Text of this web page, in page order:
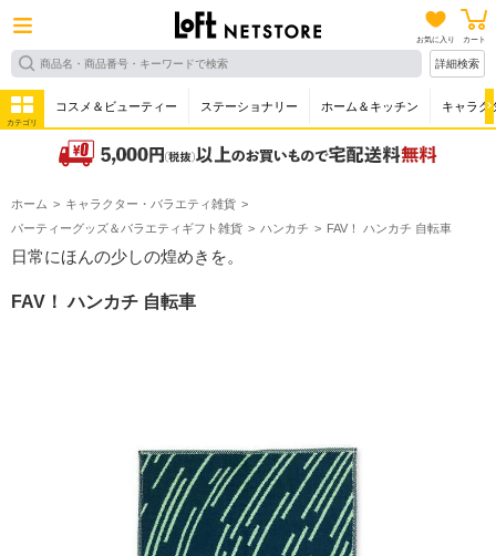
お気に入り カート
詳細検索
カテゴリ
コスメ＆ビューティー ステーショナリー ホーム＆キッチン キャラク
ホーム
キャラクター・バラエティ雑貨
パーティーグッズ＆バラエティギフト雑貨
ハンカチ FAV！ ハンカチ 自転車
日常にほんの少しの煌めきを。
FAV！ ハンカチ 自転車